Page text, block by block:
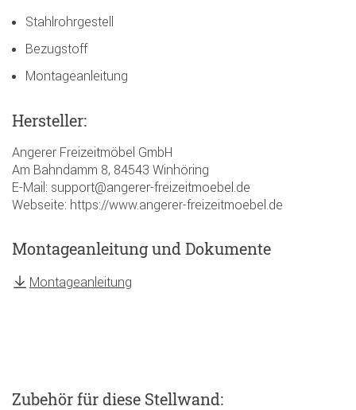
Stahlrohrgestell
Bezugstoff
Montageanleitung
Hersteller:
Angerer Freizeitmöbel GmbH
Am Bahndamm 8, 84543 Winhöring
E-Mail: support@angerer-freizeitmoebel.de
Webseite: https://www.angerer-freizeitmoebel.de
Montageanleitung und Dokumente
Montageanleitung
Zubehörfür diese Stellwand: